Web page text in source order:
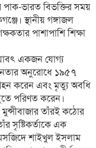
ভারত বিভক্তির সময়
স্থানীয় গঙ্গাজল
পাশাপাশি শিক্ষা
যাবৎ একজন যোগ্য
জনতার অনুরোধে ১৯৫৭
করেন এবং মৃত্যু অবধি
পরিণত করেন।
তাঁরই কঠোর
সৃষ্টিকর্তাকে এক
শাইখুল ইসলাম